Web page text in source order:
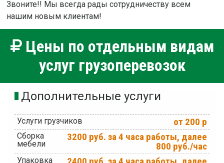
Звоните!! Мы всегда рады сотрудничеству всем
нашим новым клиентам!
Цены по отдельным видам
услуг грузоперевозок
Дополнительные услуги
Услуги грузчиков от 200 р
Сборка
мебели
3200 руб. за 4 часа работы, далее
800 руб./час
Упаковка